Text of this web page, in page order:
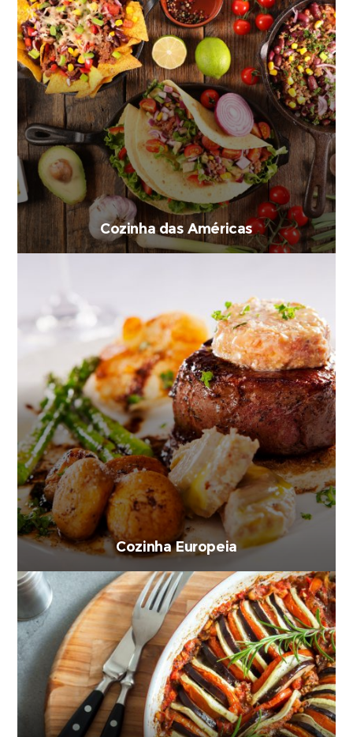
Cozinha das Américas
Cozinha Europeia